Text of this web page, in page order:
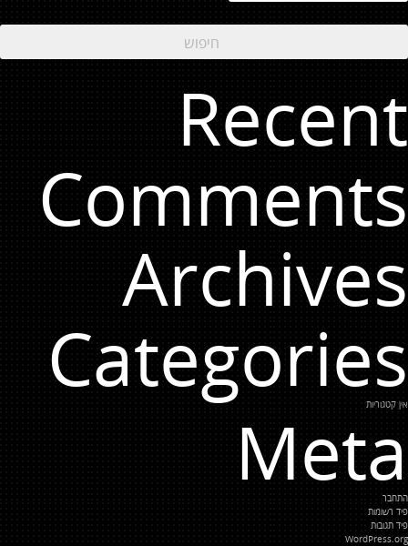
Recent
Comments
Archives
Categories
אין קטגוריות
Meta
התחבר
פיד רשומות
פיד תגובות
WordPress.org